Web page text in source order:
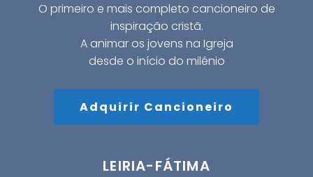
O primeiro e mais completo cancioneiro de
inspiração cristã.
A animar os jovens na Igreja
desde o início do milénio
Adquirir Cancioneiro
LEIRIA-FÁTIMA